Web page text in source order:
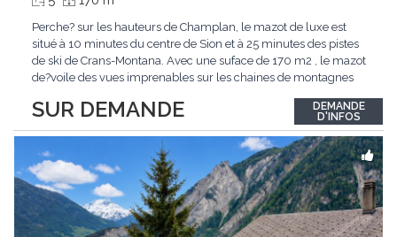
SUR DEMANDE
Perche? sur les hauteurs de Champlan, le mazot de luxe est
situé à 10 minutes du centre de Sion et à 25 minutes des pistes
de ski de Crans-Montana. Avec une suface de 170 m2 , le mazot
de?voile des vues imprenables sur les chaines de montagnes
est pense? pour un confort de vie en famille. Le mazot be?ne?
ficie d'une large pie?ce...
DEMANDE
D'INFOS